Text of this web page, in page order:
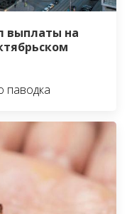
выплаты на
паводка